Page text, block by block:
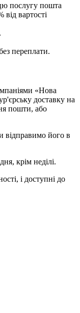
послугу пошта
від вартості
переплати.
«Нова
доставку на
пошти, або
відправимо його в
крім неділі.
і доступні до